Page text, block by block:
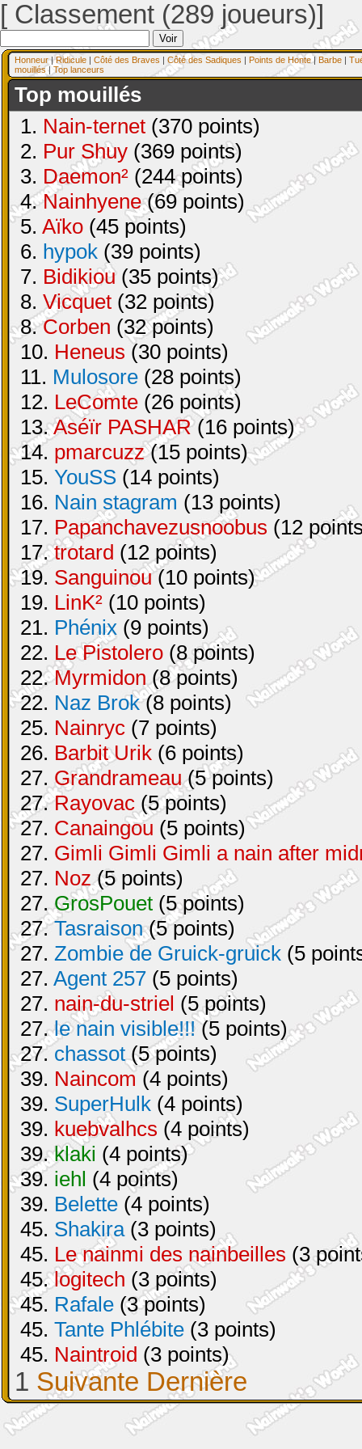
[ Classement (289 joueurs)]
Honneur|Ridicule | Côté des Braves | Côté des Sadiques | Points de Honte| Barbe |
mouillés| Top lanceurs
Top mouillés
1. Nain-ternet (370 points)
2. Pur Shuy (369 points)
3. Daemon² (244 points)
4.Nainhyene(69 points)
5. Aïko (45 points)
6. hypok (39 points)
7. Bidikiou(35 points)
8. Vicquet (32 points)
8.Corben (32 points)
10. Heneus (30 points)
11. Mulosore (28 points)
12. LeComte (26 points)
13.Aséïr PASHAR(16 points)
14. pmarcuzz(15 points)
15. YouSS (14 points)
16. Nain stagram (13 points)
17. Papanchavezusnoobus (12
17.trotard (12 points)
19. Sanguinou(10 points)
19. LinK² (10 points)
21. Phénix (9 points)
22. Le Pistolero (8 points)
22.Myrmidon(8 points)
22. Naz Brok(8 points)
25. Nainryc (7 points)
26. Barbit Urik (6 points)
27. Grandrameau(5 points)
27.Rayovac (5 points)
27. Canaingou (5 points)
27. Gimli Gimli Gimli a nain after
27. Noz(5 points)
27.GrosPouet (5 points)
27.Tasraison(5 points)
27. Zombie de Gruick-gruick (5
27. Agent 257 (5 points)
27. nain-du-striel (5 points)
27.le nain visible!!!(5 points)
27.chassot(5 points)
39. Naincom (4 points)
39. SuperHulk (4 points)
39. kuebvalhcs (4 points)
39.klaki (4 points)
39. iehl (4 points)
39. Belette (4 points)
45. Shakira(3 points)
45. Le nainmi des nainbeilles (3
45.logitech (3 points)
45. Rafale (3 points)
45. Tante Phlébite (3 points)
45. Naintroid (3 points)
1 Suivante Dernière